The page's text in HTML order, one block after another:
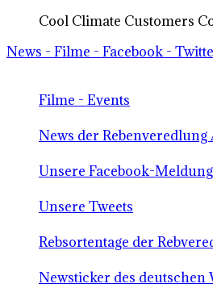
Cool Climate Customers
News - Filme - Facebook -
Filme - Events
News der Rebenveredlung
Unsere Facebook-
Unsere Tweets
Rebsortentage der
Newsticker des deutschen